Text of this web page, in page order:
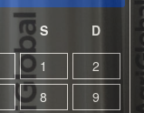
S
D
1
2
8
9